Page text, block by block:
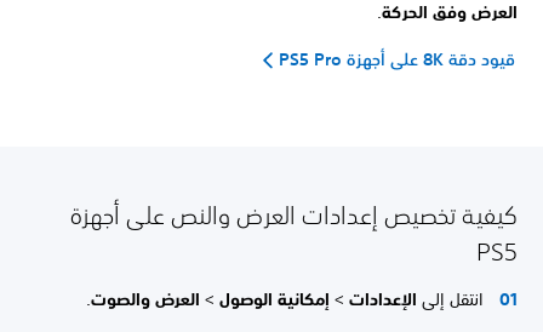
العرض وفق الحركة.
قيود دقة 8K على أجهزة PS5 Pro
كيفية تخصيص إعدادات العرض والنص على أجهزة
PS5
انتقل إلىالإعدادات>إمكانية الوصول>العرض والصوت.